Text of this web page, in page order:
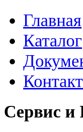
Главная
Каталог
Сервис и